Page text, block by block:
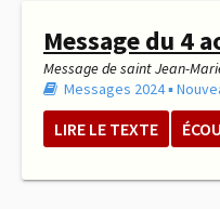
Message du 4
Message de saint Jean-
Messages 2024▪︎
LIRE LE TEXTE